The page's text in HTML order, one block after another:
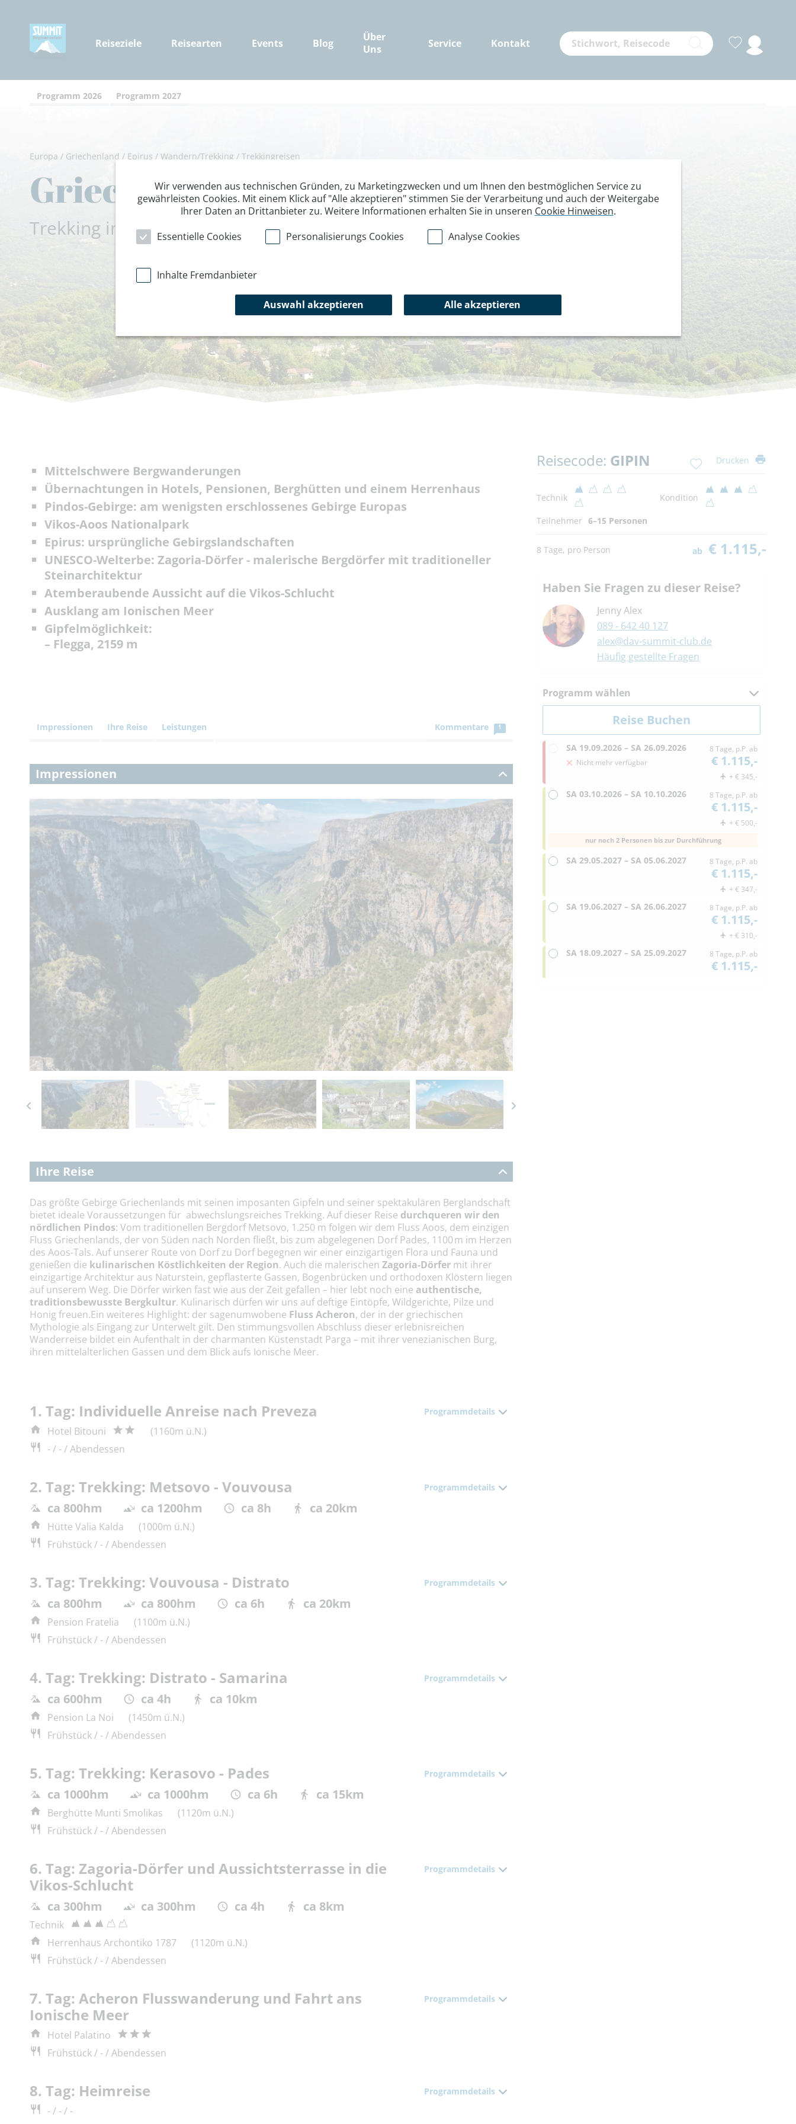
Reiseziele Reisearten Events Blog
Über
Uns
Service Kontakt
Programm 2026 Programm 2027
Europa / Griechenland / Epirus / Wandern/Trekking / Trekkingreisen
Griechenlands wilder Norden
Trekking im Pindos-Gebirge
Mittelschwere Bergwanderungen
Übernachtungen in Hotels, Pensionen, Berghütten und einem Herrenhaus
Pindos-Gebirge: am wenigsten erschlossenes Gebirge Europas
Vikos-Aoos Nationalpark
Epirus: ursprüngliche Gebirgslandschaften
UNESCO-Welterbe: Zagoria-Dörfer - malerische Bergdörfer mit traditioneller
Steinarchitektur
Atemberaubende Aussicht auf die Vikos-Schlucht
Ausklang am Ionischen Meer
Gipfelmöglichkeit:
– Flegga, 2159 m
Impressionen Ihre Reise Leistungen Kommentare 1
Impressionen
Ihre Reise
Das größte Gebirge Griechenlands mit seinen imposanten Gipfeln und seiner spektakulären Berglandschaft
bietet ideale Voraussetzungen für abwechslungsreiches Trekking. Auf dieser Reise durchqueren wir den
nördlichen Pindos: Vom traditionellen Bergdorf Metsovo, 1.250 m folgen wir dem Fluss Aoos, dem einzigen
Fluss Griechenlands, der von Süden nach Norden fließt, bis zum abgelegenen Dorf Pades, 1100 m im Herzen
des Aoos-Tals. Auf unserer Route von Dorf zu Dorf begegnen wir einer einzigartigen Flora und Fauna und
genießen die kulinarischen Köstlichkeiten der Region. Auch die malerischen Zagoria-Dörfer mit ihrer
einzigartige Architektur aus Naturstein, gepflasterte Gassen, Bogenbrücken und orthodoxen Klöstern liegen
auf unserem Weg. Die Dörfer wirken fast wie aus der Zeit gefallen – hier lebt noch eine authentische,
traditionsbewusste Bergkultur. Kulinarisch dürfen wir uns auf deftige Eintöpfe, Wildgerichte, Pilze und
Honig freuen.Ein weiteres Highlight: der sagenumwobene Fluss Acheron, der in der griechischen
Mythologie als Eingang zur Unterwelt gilt. Den stimmungsvollen Abschluss dieser erlebnisreichen
Wanderreise bildet ein Aufenthalt in der charmanten Küstenstadt Parga – mit ihrer venezianischen Burg,
ihren mittelalterlichen Gassen und dem Blick aufs Ionische Meer.
1. Tag: Individuelle Anreise nach Preveza Programmdetails
Hotel Bitouni
(1160m ü.N.)
- / - / Abendessen
2. Tag: Trekking: Metsovo - Vouvousa Programmdetails
ca 800hm ca 1200hm ca 8h ca 20km
Hütte Valia Kalda
(1000m ü.N.)
Frühstück / - / Abendessen
3. Tag: Trekking: Vouvousa - Distrato Programmdetails
ca 800hm ca 800hm ca 6h ca 20km
Pension Fratelia
(1100m ü.N.)
Frühstück / - / Abendessen
4. Tag: Trekking: Distrato - Samarina Programmdetails
ca 600hm ca 4h ca 10km
Pension La Noi
(1450m ü.N.)
Frühstück / - / Abendessen
5. Tag: Trekking: Kerasovo - Pades Programmdetails
ca 1000hm ca 1000hm ca 6h ca 15km
Berghütte Munti Smolikas
(1120m ü.N.)
Frühstück / - / Abendessen
6. Tag: Zagoria-Dörfer und Aussichtsterrasse in die
Vikos-Schlucht
Programmdetails
ca 300hm ca 300hm ca 4h ca 8km
Technik
Herrenhaus Archontiko 1787
(1120m ü.N.)
Frühstück / - / Abendessen
7. Tag: Acheron Flusswanderung und Fahrt ans
Ionische Meer
Programmdetails
Hotel Palatino
Frühstück / - / Abendessen
8. Tag: Heimreise Programmdetails
- / - / -
Reisecode: GIPIN Drucken
Technik Kondition
Teilnehmer 6–15 Personen
8 Tage, pro Person ab € 1.115,-
Haben Sie Fragen zu dieser Reise?
Jenny Alex
089 - 642 40 127
alex@dav-summit-club.de
Häufig gestellte Fragen
Programm wählen
SA 19.09.2026 – SA 26.09.2026
Nicht mehr verfügbar
8 Tage, p.P. ab
€ 1.115,-
+ € 345,-
SA 03.10.2026 – SA 10.10.2026 8 Tage, p.P. ab
€ 1.115,-
+ € 500,-
nur noch 2 Personen bis zur Durchführung
SA 29.05.2027 – SA 05.06.2027 8 Tage, p.P. ab
€ 1.115,-
+ € 347,-
SA 19.06.2027 – SA 26.06.2027 8 Tage, p.P. ab
€ 1.115,-
+ € 310,-
SA 18.09.2027 – SA 25.09.2027 8 Tage, p.P. ab
€ 1.115,-
Wir verwenden aus technischen Gründen, zu Marketingzwecken und um Ihnen den bestmöglichen Service zu
gewährleisten Cookies. Mit einem Klick auf "Alle akzeptieren" stimmen Sie der Verarbeitung und auch der Weitergabe
Ihrer Daten an Drittanbieter zu. Weitere Informationen erhalten Sie in unseren Cookie Hinweisen.
Essentielle Cookies
Personalisierungs Cookies Analyse Cookies
Inhalte Fremdanbieter
Auswahl akzeptieren Alle akzeptieren